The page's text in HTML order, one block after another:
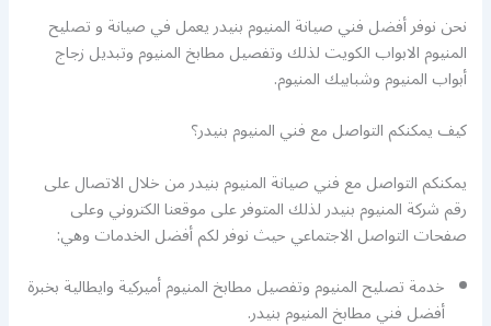
نحن نوفر أفضل فني صيانة المنيوم بنيدر يعمل في صيانة و تصليح
المنيوم الابواب الكويت لذلك وتفصيل مطابخ المنيوم وتبديل زجاج
أبواب المنيوم وشبابيك المنيوم.
كيف يمكنكم التواصل مع فني المنيوم بنيدر؟
يمكنكم التواصل مع فني صيانة المنيوم بنيدر من خلال الاتصال على
رقم شركة المنيوم بنيدر لذلك المتوفر على موقعنا الكتروني وعلى
صفحات التواصل الاجتماعي حيث نوفر لكم أفضل الخدمات وهي:
خدمة تصليح المنيوم وتفصيل مطابخ المنيوم أميركية وايطالية بخبرة
أفضل فني مطابخ المنيوم بنيدر.